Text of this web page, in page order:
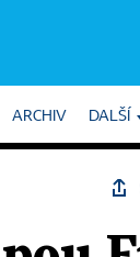
ARCHIV DALŠÍ